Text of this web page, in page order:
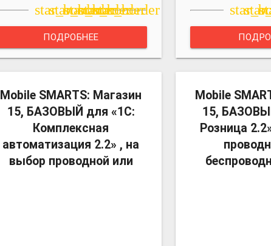
star_border
star_border
star_border
star_border
star_border
ПОДРОБНЕЕ
more_vert
Mobile SMARTS: Магазин
15, БАЗОВЫЙ для «1С:
Комплексная
автоматизация 2.2» , на
выбор проводной или
Mobile
15,
Розница